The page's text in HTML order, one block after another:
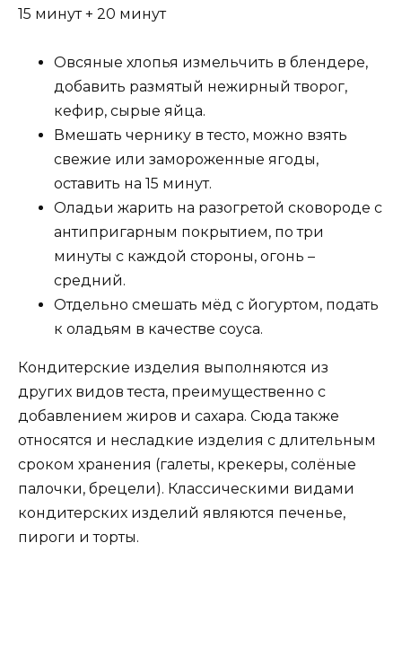
15 минут + 20 минут
Овсяные хлопья измельчить в блендере,
добавить размятый нежирный творог,
кефир, сырые яйца.
Вмешать чернику в тесто, можно взять
свежие или замороженные ягоды,
оставить на 15 минут.
Оладьи жарить на разогретой сковороде с
антипригарным покрытием, по три
минуты с каждой стороны, огонь –
средний.
Отдельно смешать мёд с йогуртом, подать
к оладьям в качестве соуса.
Кондитерские изделия выполняются из
других видов теста, преимущественно с
добавлением жиров и сахара. Сюда также
относятся и несладкие изделия с длительным
сроком хранения (галеты, крекеры, солёные
палочки, брецели). Классическими видами
кондитерских изделий являются печенье,
пироги и торты.